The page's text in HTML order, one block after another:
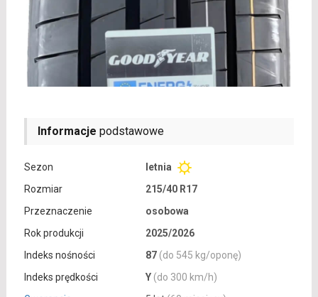
Informacje podstawowe
Sezon
letnia
Rozmiar
215/40 R17
Przeznaczenie
osobowa
Rok produkcji
2025/2026
Indeks nośności
87 (do 545 kg/oponę)
Indeks prędkości
Y (do 300 km/h)